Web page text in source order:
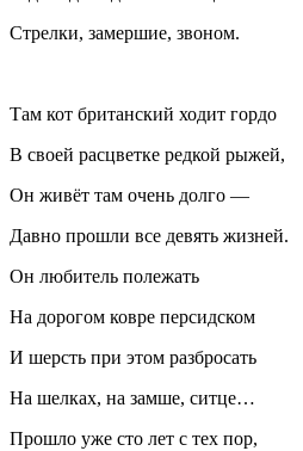
Стрелки, замершие, звоном.
Там кот британский ходит гордо
В своей расцветке редкой рыжей,
Он живёт там очень долго —
Давно прошли все девять жизней.
Он любитель полежать
На дорогом ковре персидском
И шерсть при этом разбросать
На шелках, на замше, ситце…
Прошло уже сто лет с тех пор,